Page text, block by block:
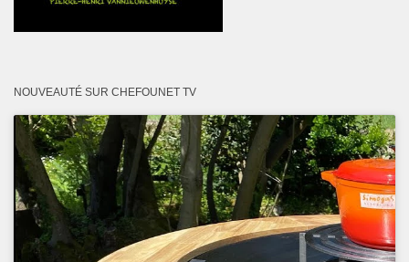
NOUVEAUTÉ SUR CHEFOUNET TV